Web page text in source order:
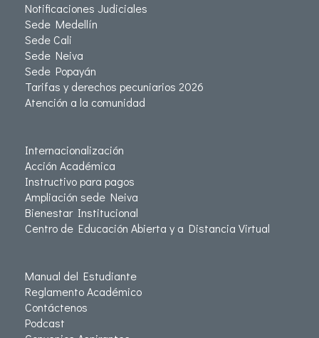
Notificaciones Judiciales
Sede Medellín
Sede Cali
Sede Neiva
Sede Popayán
Tarifas y derechos pecuniarios 2026
Atención a la comunidad
Internacionalización
Acción Académica
Instructivo para pagos
Ampliación sede Neiva
Bienestar Institucional
Centro de Educación Abierta y a Distancia Virtual
Manual del Estudiante
Reglamento Académico
Contáctenos
Podcast